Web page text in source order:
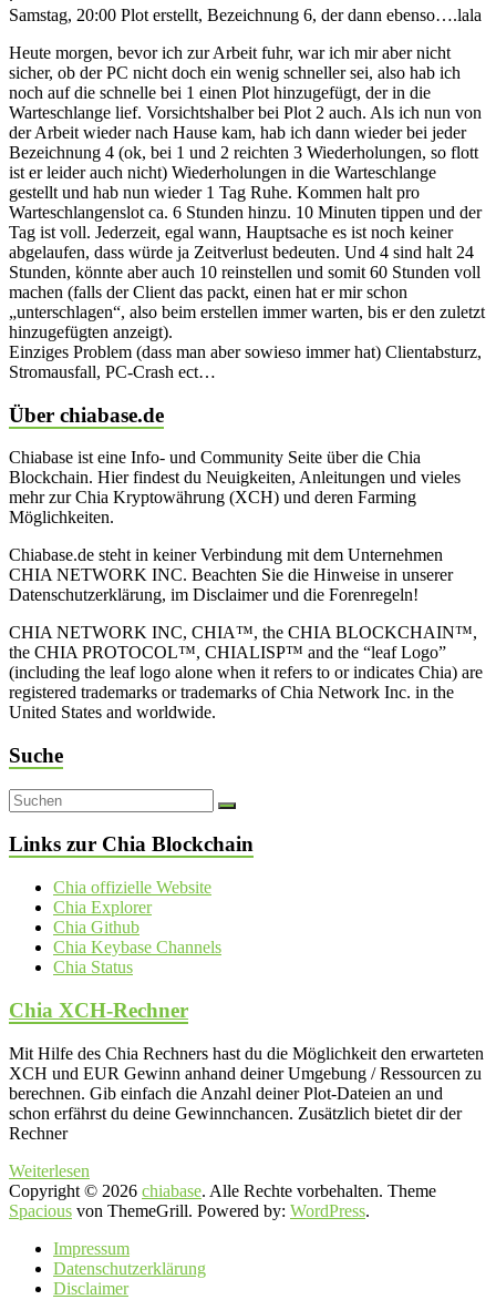
Samstag, 20:00 Plot erstellt, Bezeichnung 6, der dann ebenso….lala
Heute morgen, bevor ich zur Arbeit fuhr, war ich mir aber nicht
sicher, ob der PC nicht doch ein wenig schneller sei, also hab ich
noch auf die schnelle bei 1 einen Plot hinzugefügt, der in die
Warteschlange lief. Vorsichtshalber bei Plot 2 auch. Als ich nun von
der Arbeit wieder nach Hause kam, hab ich dann wieder bei jeder
Bezeichnung 4 (ok, bei 1 und 2 reichten 3 Wiederholungen, so flott
ist er leider auch nicht) Wiederholungen in die Warteschlange
gestellt und hab nun wieder 1 Tag Ruhe. Kommen halt pro
Warteschlangenslot ca. 6 Stunden hinzu. 10 Minuten tippen und der
Tag ist voll. Jederzeit, egal wann, Hauptsache es ist noch keiner
abgelaufen, dass würde ja Zeitverlust bedeuten. Und 4 sind halt 24
Stunden, könnte aber auch 10 reinstellen und somit 60 Stunden voll
machen (falls der Client das packt, einen hat er mir schon
„unterschlagen“, also beim erstellen immer warten, bis er den zuletzt
hinzugefügten anzeigt).
Einziges Problem (dass man aber sowieso immer hat) Clientabsturz,
Stromausfall, PC-Crash ect…
Über chiabase.de
Chiabase ist eine Info- und Community Seite über die Chia
Blockchain. Hier findest du Neuigkeiten, Anleitungen und vieles
mehr zur Chia Kryptowährung (XCH) und deren Farming
Möglichkeiten.
Chiabase.de steht in keiner Verbindung mit dem Unternehmen
CHIA NETWORK INC. Beachten Sie die Hinweise in unserer
Datenschutzerklärung, im Disclaimer und die Forenregeln!
CHIA NETWORK INC, CHIA™, the CHIA BLOCKCHAIN™,
the CHIA PROTOCOL™, CHIALISP™ and the “leaf Logo”
(including the leaf logo alone when it refers to or indicates Chia) are
registered trademarks or trademarks of Chia Network Inc. in the
United States and worldwide.
Suche
Links zur Chia Blockchain
Chia offizielle Website
Chia Explorer
Chia Github
Chia Keybase Channels
Chia Status
Chia XCH-Rechner
Mit Hilfe des Chia Rechners hast du die Möglichkeit den erwarteten
XCH und EUR Gewinn anhand deiner Umgebung / Ressourcen zu
berechnen. Gib einfach die Anzahl deiner Plot-Dateien an und
schon erfährst du deine Gewinnchancen. Zusätzlich bietet dir der
Rechner
Weiterlesen
Copyright © 2026 chiabase. Alle Rechte vorbehalten. Theme
Spacious von ThemeGrill. Powered by: WordPress.
Impressum
Datenschutzerklärung
Disclaimer